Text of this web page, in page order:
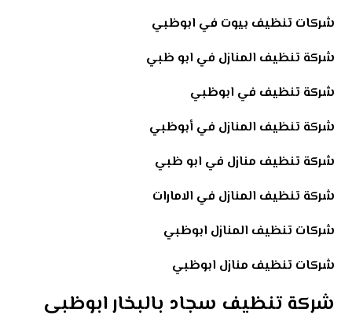
شركات تنظيف بيوت في ابوظبي
شركة تنظيف المنازل في ابو ظبي
شركة تنظيف في ابوظبي
شركة تنظيف المنازل في أبوظبي
شركة تنظيف منازل في ابو ظبي
شركة تنظيف المنازل في الامارات
شركات تنظيف المنازل ابوظبي
شركات تنظيف منازل ابوظبي
شركة تنظيف سجاد بالبخار ابوظبى